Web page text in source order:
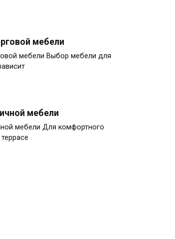
мебели
мебели Выбор мебели для
мебели
мебели Для комфортного